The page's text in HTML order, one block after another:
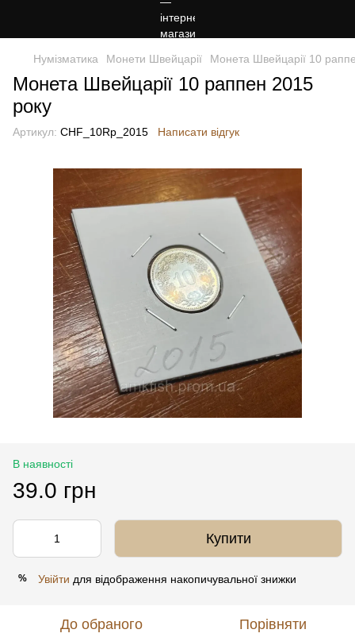
Нумізматика Монети Швейцарії Монета Швейцарії 10
Монета Швейцарії 10 раппен 2015
року
Артикул: CHF_10Rp_2015 Написати відгук
В наявності
39.0 грн
Купити
% Увійти для відображення накопичувальної знижки
До обраного Порівняти